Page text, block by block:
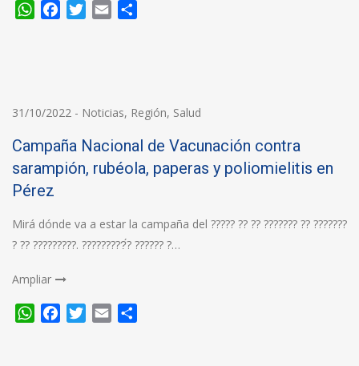
WhatsApp
FacebookTwitter
Email
31/10/2022 - Noticias, Región, Salud
Campaña Nacional de Vacunación contra
sarampión, rubéola, paperas y poliomielitis en
Pérez
Mirá dónde va a estar la campaña del ????? ?? ?? ??????? ?? ???????
? ?? ?????????. ?????????́? ?????? ?…
Ampliar
WhatsApp
FacebookTwitter
Email